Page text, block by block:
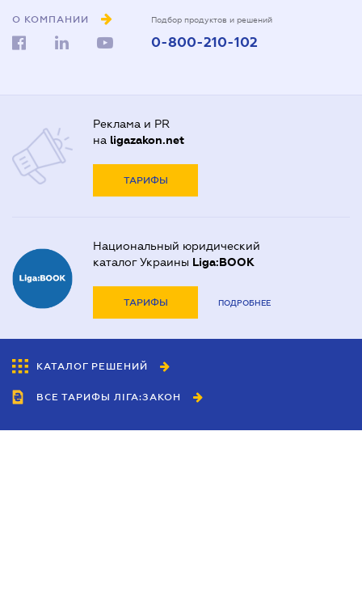
О КОМПАНИИ Подбор продуктов и решений
0-800-210-102
Реклама и PR
на ligazakon.net
ТАРИФЫ
Национальный юридический
каталог Украины Liga:BOOK
ТАРИФЫ ПОДРОБНЕЕ
КАТАЛОГ РЕШЕНИЙ
ВСЕ ТАРИФЫ ЛІГА:ЗАКОН